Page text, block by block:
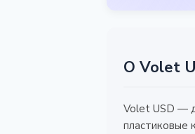
О Volet
Volet USD —
пластиковые